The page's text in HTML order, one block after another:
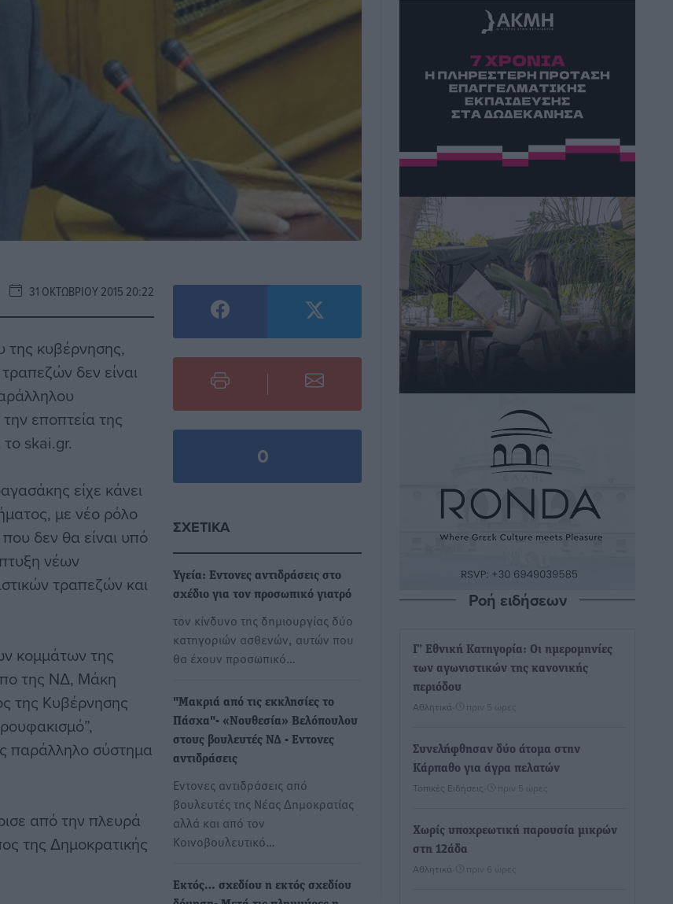
31 ΟΚΤΩΒΡΊΟΥ 2015 20:22
της κυβέρνησης,
δεν είναι
εποπτεία της
skai.gr.
είχε κάνει
με νέο ρόλο
δεν θα είναι υπό
νέων
τραπεζών και
κομμάτων της
της ΝΔ, Μάκη
της Κυβέρνησης
παράλληλο σύστημα
από την πλευρά
της Δημοκρατικής
0
ΣΧΕΤΙΚΆ
Υγεία: Εντονες αντιδράσεις στο
σχέδιο για τον προσωπικό γιατρό
τoν κίνδυνο της δημιουργίας δύο
κατηγοριών ασθενών, αυτών που
θα έχουν προσωπικό…
"Μακριά από τις εκκλησίες το
Πάσχα"- «Νουθεσία» Βελόπουλου
στους βουλευτές ΝΔ - Εντονες
αντιδράσεις
Εντονες αντιδράσεις από
βουλευτές της Νέας Δημοκρατίας
αλλά και από τον
Κοινοβουλευτικό…
Εκτός… σχεδίου η εκτός σχεδίου
Ροή ειδήσεων
Γ’ Εθνική Κατηγορία: Οι ημερομηνίες
των αγωνιστικών της κανονικής
περιόδου
Αθλητικά πριν 5 ώρες
Συνελήφθησαν δύο άτομα στην
Κάρπαθο για άγρα πελατών
Τοπικές Ειδήσεις πριν 5 ώρες
Χωρίς υποχρεωτική παρουσία μικρών
στη 12άδα
Αθλητικά πριν 6 ώρες